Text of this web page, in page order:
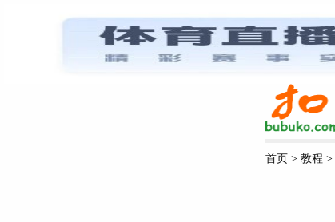
首页 > 教程 >